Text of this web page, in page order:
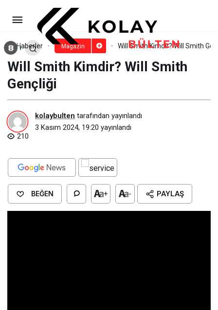
Haberler Magazin Will Smith Kimdir? Will Smith
Will Smith Kimdir? Will Smith
Gençliği
kolaybulten tarafından yayınlandı
3 Kasım 2024, 19:20 yayınlandı
210
BEĞEN + - PAYLAŞ
Beyonce Boyu, Kilosu, Göz Rengi
ve Vücut Ölçüleri
Yorum Yap Paylaş